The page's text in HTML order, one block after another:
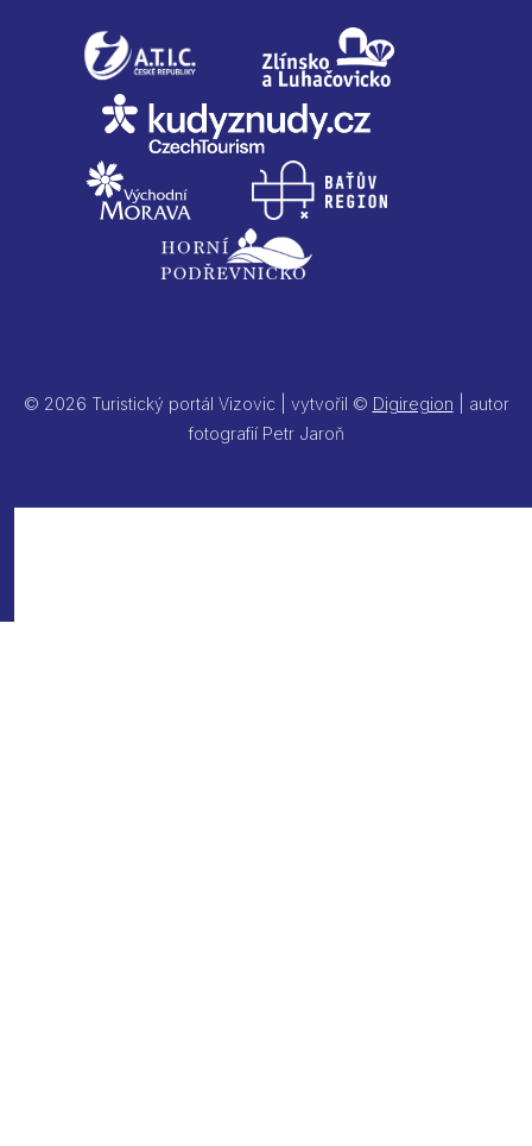
© 2026 Turistický portál Vizovic | vytvořil © Digiregion | autor
fotografií Petr Jaroň